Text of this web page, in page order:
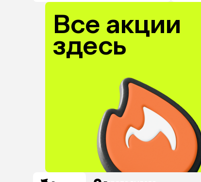
Все акции
здесь